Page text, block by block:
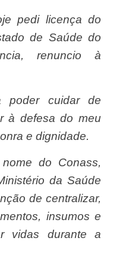
de Saúde do
renuncio à
à defesa do meu
e dignidade.
da Saúde
de centralizar,
insumos e
vidas durante a